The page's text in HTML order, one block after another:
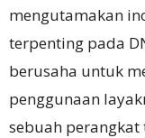
mengutamakan
terpenting pada
berusaha untuk
penggunaan
sebuah